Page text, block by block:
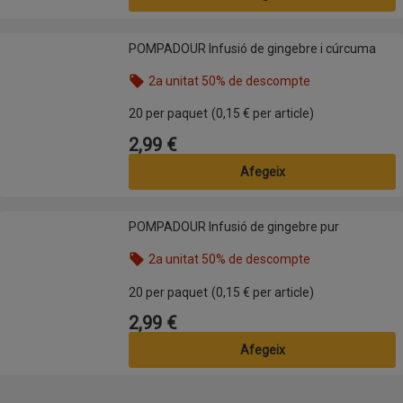
POMPADOUR Infusió de gingebre i cúrcumaPOMPADOUR Infusió de gingebre i cúrcuma
2a unitat 50% de descompte
20 per paquet (0,15 € per article)
Preu
2,99 €
Afegeix
POMPADOUR Infusió de gingebre purPOMPADOUR Infusió de gingebre pur
2a unitat 50% de descompte
20 per paquet (0,15 € per article)
Preu
2,99 €
Afegeix